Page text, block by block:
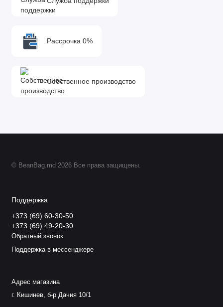
Рассрочка 0%
Собственное производство
© BeanBag.md 2026 Все права защищены.
Поддержка
+373 (69) 60-30-50
+373 (69) 49-20-30
Обратный звонок
Поддержка в мессенджере
Адрес магазина
г. Кишинев, б-р Дачия 10/1